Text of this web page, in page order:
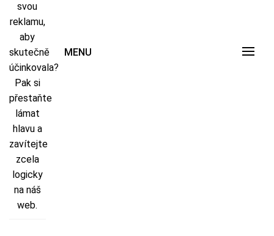
svou
reklamu,
aby
skutečně
účinkovala?
Pak si
přestaňte
lámat
hlavu a
zavítejte
zcela
logicky
na náš
web.
MENU